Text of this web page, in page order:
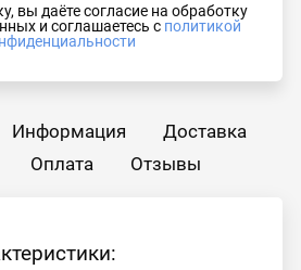
вы даёте согласие на обработку
и соглашаетесь с политикой
Информация
Доставка
Оплата Отзывы